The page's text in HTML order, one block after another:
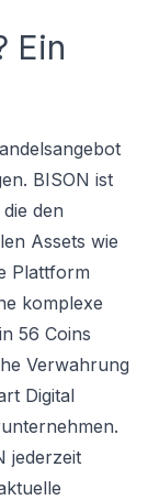
Ein
BISON ist
den
Assets wie
Plattform
komplexe
56 Coins
Verwahrung
Digital
jederzeit